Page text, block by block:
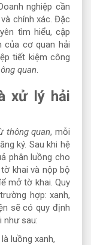
nghiệp cần
chính xác. Đặc
tìm hiểu, cập
của cơ quan hải
tiết kiệm công
quan.
xử lý hải
thông quan, mỗi
ký. Sau khi hệ
phân luồng cho
khai và nộp bộ
mở tờ khai. Quy
hợp: xanh,
sẽ có quy định
như sau:
luồng xanh,